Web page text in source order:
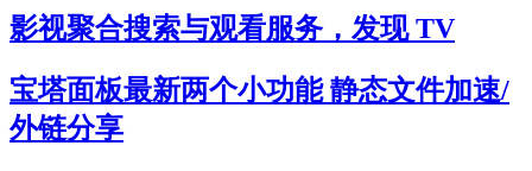
影视聚合搜索与观看服务，发现 TV
宝塔面板最新两个小功能 静态文件加速/
外链分享